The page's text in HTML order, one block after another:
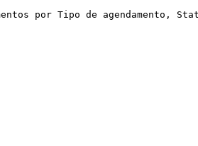
por Tipo de agendamento,